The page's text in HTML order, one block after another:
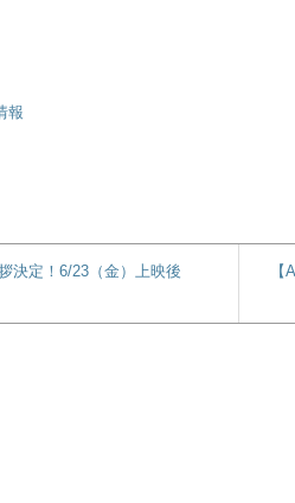
報
決定！6/23（金）上映後